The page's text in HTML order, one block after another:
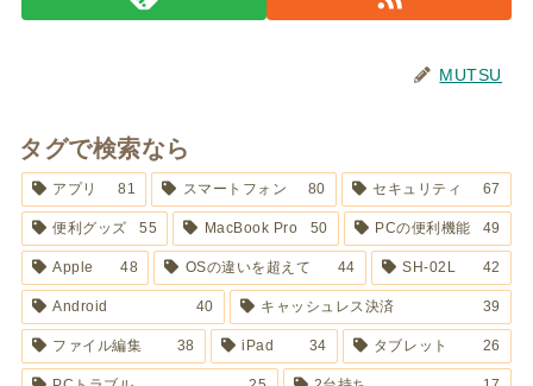
MUTSU
タグで検索なら
アプリ 81 スマートフォン 80 セキュリティ 67
便利グッズ 55 MacBook Pro 50 PCの便利機能 49
Apple 48 OSの違いを超えて 44 SH-02L 42
Android 40 キャッシュレス決済 39
ファイル編集 38 iPad 34 タブレット 26